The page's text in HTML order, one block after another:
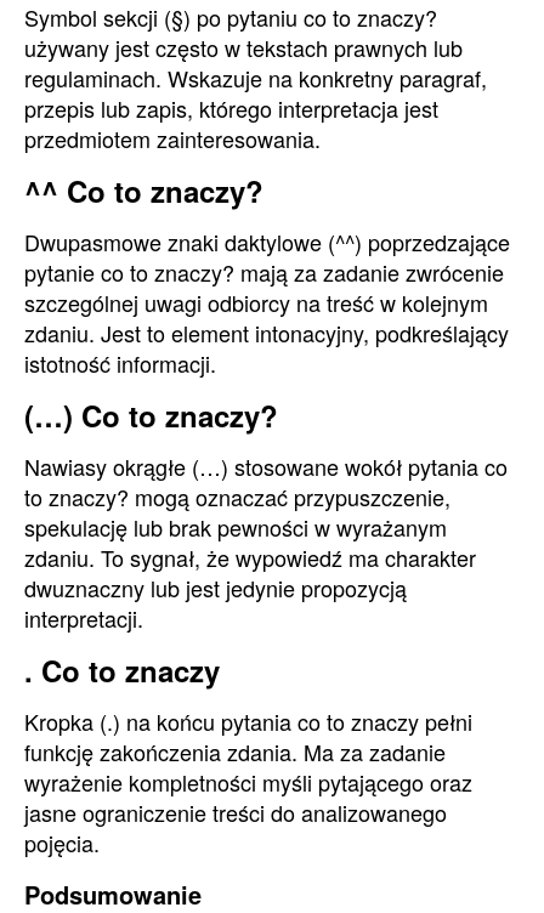
Symbol sekcji (§) po pytaniu co to znaczy?
używany jest często w tekstach prawnych lub
regulaminach. Wskazuje na konkretny paragraf,
przepis lub zapis, którego interpretacja jest
przedmiotem zainteresowania.
^^ Co to znaczy?
Dwupasmowe znaki daktylowe (^^) poprzedzające
pytanie co to znaczy? mają za zadanie zwrócenie
szczególnej uwagi odbiorcy na treść w kolejnym
zdaniu. Jest to element intonacyjny, podkreślający
istotność informacji.
(…) Co to znaczy?
Nawiasy okrągłe (…) stosowane wokół pytania co
to znaczy? mogą oznaczać przypuszczenie,
spekulację lub brak pewności w wyrażanym
zdaniu. To sygnał, że wypowiedź ma charakter
dwuznaczny lub jest jedynie propozycją
interpretacji.
. Co to znaczy
Kropka (.) na końcu pytania co to znaczy pełni
funkcję zakończenia zdania. Ma za zadanie
wyrażenie kompletności myśli pytającego oraz
jasne ograniczenie treści do analizowanego
pojęcia.
Podsumowanie